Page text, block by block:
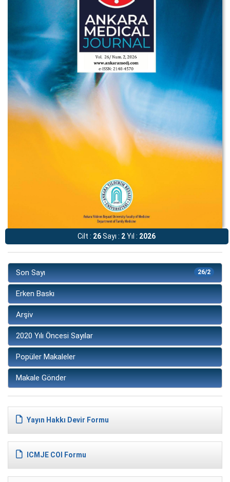
Cilt : 26Sayı : 2Yıl : 2026
26/2
Son Sayı
Erken Baskı
Arşiv
2020 Yılı Öncesi Sayılar
Popüler Makaleler
Makale Gönder
Yayın Hakkı Devir Formu
ICMJE COI Formu